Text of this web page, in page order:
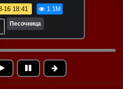
в песочнице
13 15:04 1.0M
Песочница